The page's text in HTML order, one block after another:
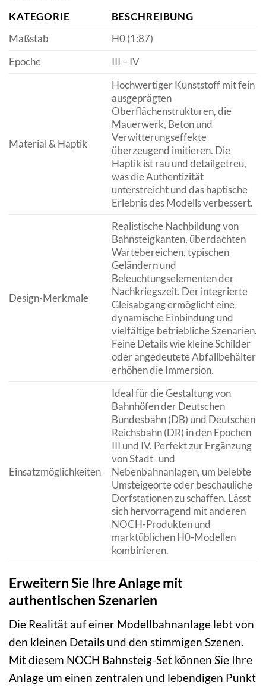
KATEGORIE
BESCHREIBUNG
Maßstab
H0 (1:87)
Epoche
III – IV
Material & Haptik
Hochwertiger Kunststoff mit fein
ausgeprägten
Oberflächenstrukturen, die
Mauerwerk, Beton und
Verwitterungseffekte
überzeugend imitieren. Die
Haptik ist rau und detailgetreu,
was die Authentizität
unterstreicht und das haptische
Erlebnis des Modells verbessert.
Design-Merkmale
Realistische Nachbildung von
Bahnsteigkanten, überdachten
Wartebereichen, typischen
Geländern und
Beleuchtungselementen der
Nachkriegszeit. Der integrierte
Gleisabgang ermöglicht eine
dynamische Einbindung und
vielfältige betriebliche Szenarien.
Feine Details wie kleine Schilder
oder angedeutete Abfallbehälter
erhöhen die Immersion.
Einsatzmöglichkeiten
Ideal für die Gestaltung von
Bahnhöfen der Deutschen
Bundesbahn (DB) und Deutschen
Reichsbahn (DR) in den Epochen
III und IV. Perfekt zur Ergänzung
von Stadt- und
Nebenbahnanlagen, um belebte
Umsteigeorte oder beschauliche
Dorfstationen zu schaffen. Lässt
sich hervorragend mit anderen
NOCH-Produkten und
marktüblichen H0-Modellen
kombinieren.
Erweitern Sie Ihre Anlage mit
authentischen Szenarien
Die Realität auf einer Modellbahnanlage lebt von
den kleinen Details und den stimmigen Szenen.
Mit diesem NOCH Bahnsteig-Set können Sie Ihre
Anlage um einen zentralen und lebendigen Punkt